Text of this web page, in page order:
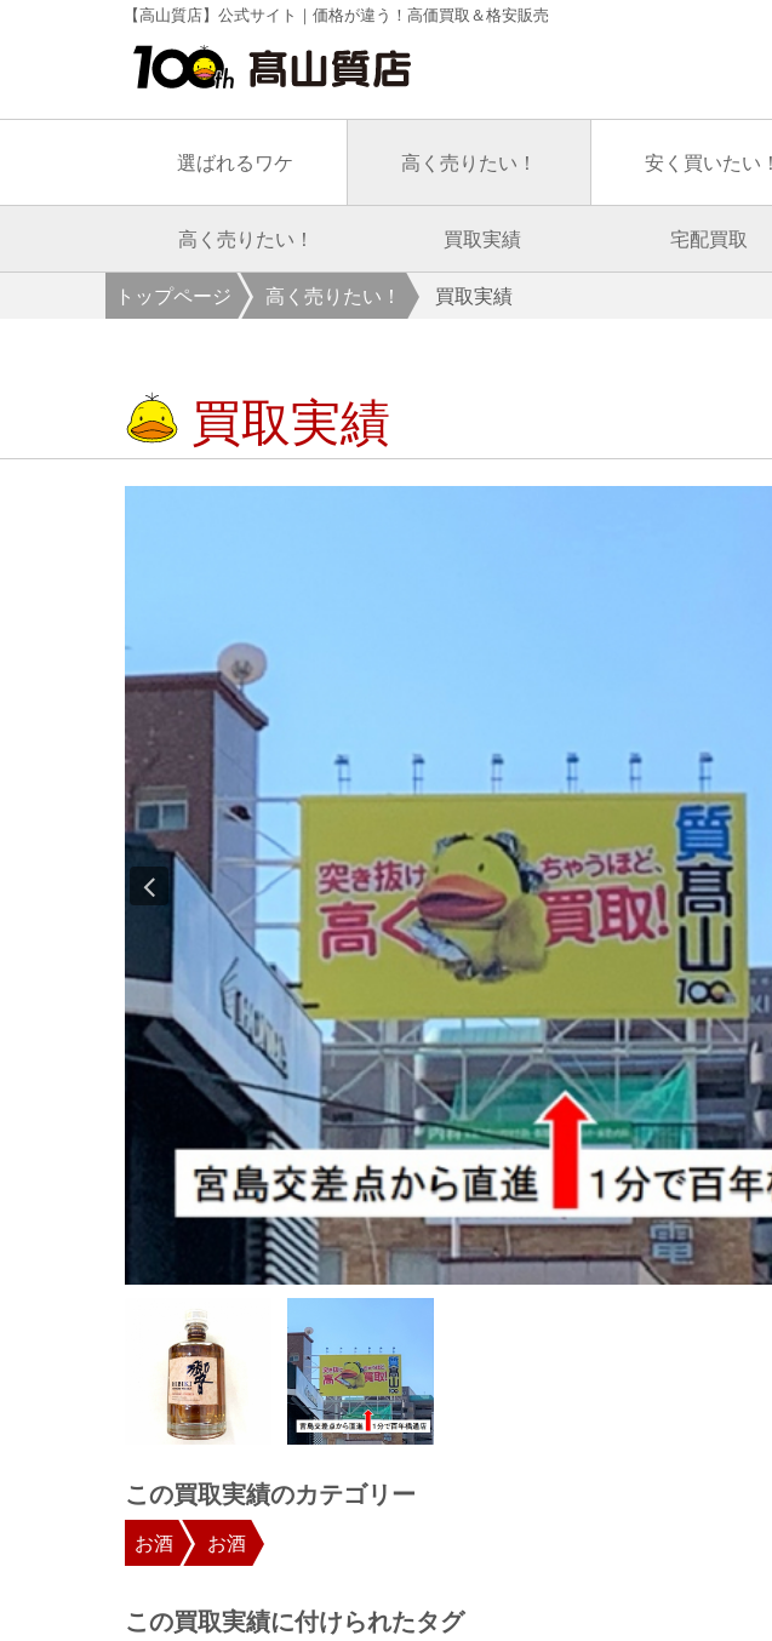
【高山質店】公式サイト｜価格が違う！高価買取＆格安販売
選ばれるワケ 高く売りたい！ 安く買いたい！
高く売りたい！ 買取実績 宅配買取
トップページ 高く売りたい！ 買取実績
買取実績
この買取実績のカテゴリー
お酒 お酒
この買取実績に付けられたタグ